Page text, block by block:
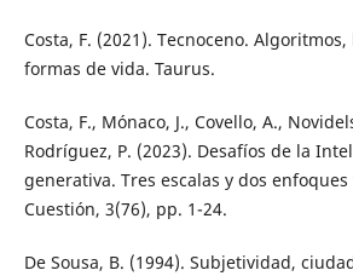
Costa, F. (2021). Tecnoceno.
formas de vida. Taurus.
Costa, F., Mónaco, J., Covello, A.,
Rodríguez, P. (2023). Desafíos de la
generativa. Tres escalas y dos
Cuestión, 3(76), pp. 1-24.
De Sousa, B. (1994). Subjetividad,